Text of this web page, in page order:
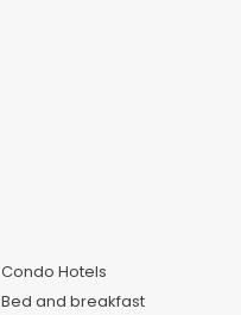
Condo Hotels
Bed and breakfast